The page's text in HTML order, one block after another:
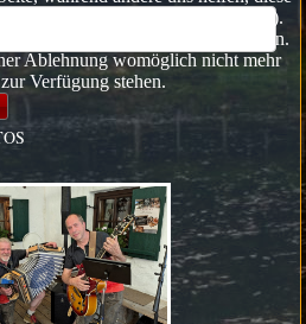
zu verbessern (Tracking Cookies).
Sie die Cookies zulassen möchten.
Ablehnung womöglich nicht mehr
Verfügung stehen.